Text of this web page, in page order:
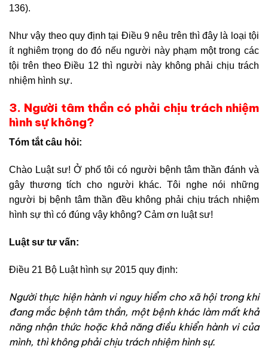
136).
Như vậy theo quy định tại Điều 9 nêu trên thì đây là loại tội
ít nghiêm trọng do đó nếu người này phạm một trong các
tội trên theo Điều 12 thì người này không phải chịu trách
nhiệm hình sự.
3. Người tâm thần có phải chịu trách nhiệm
hình sự không?
Tóm tắt câu hỏi:
Chào Luật sư! Ở phố tôi có người bệnh tâm thần đánh và
gây thương tích cho người khác. Tôi nghe nói những
người bị bệnh tâm thần đều không phải chịu trách nhiệm
hình sự thì có đúng vậy không? Cảm ơn luật sư!
Luật sư tư vấn:
Điều 21 Bộ Luật hình sự 2015 quy định:
Người thực hiện hành vi nguy hiểm cho xã hội trong khi
đang mắc bệnh tâm thần, một bệnh khác làm mất khả
năng nhận thức hoặc khả năng điều khiển hành vi của
mình, thì không phải chịu trách nhiệm hình sự.